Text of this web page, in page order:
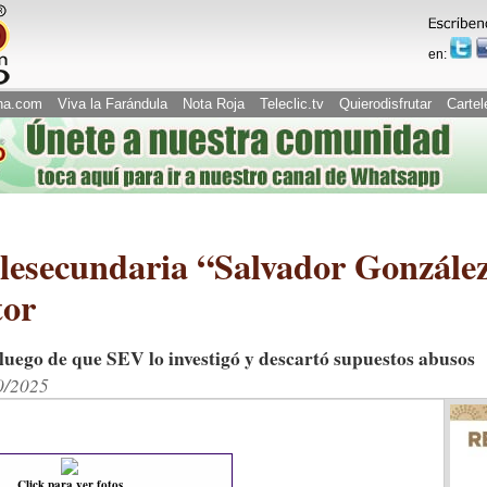
en:
Viva la Farándula Nota Roja Teleclic.tv Quierodisfrutar
“Salvador
de que SEV lo investigó y descartó supuestos abusos
2025